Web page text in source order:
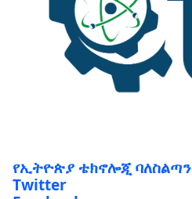
የኢትዮጵያ ቴክኖሎጂ ባለስልጣን
Twitter